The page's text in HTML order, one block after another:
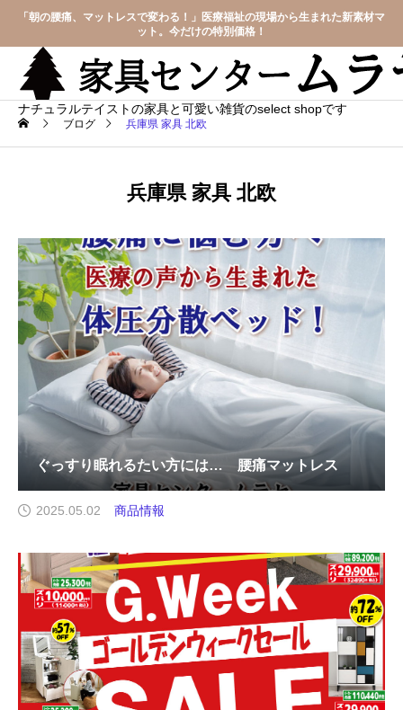
「朝の腰痛、マットレスで変わる！」医療福祉の現場から生まれた新素材マ
ット。今だけの特別価格！
ナチュラルテイストの家具と可愛い雑貨のselect shopです
ブログ 兵庫県 家具 北欧
兵庫県 家具 北欧
ぐっすり眠れるたい方には… 腰痛マットレス
2025.05.02 商品情報